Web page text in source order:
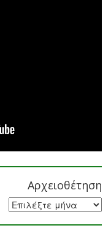
Αρχειοθέτηση
Αρχειοθέτηση